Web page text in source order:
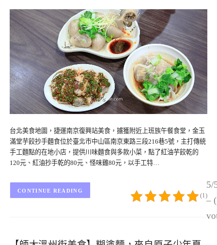
台北美食地圖，捷運南京復興站美食，擄獲附近上班族午餐食堂，金玉
滿堂芋餃抄手麵食位於臺北市中山區南京東路三段216巷5號，主打傳統
手工麵點的在地小店，提供川味麵食與多款小菜，點了紅油芋餃乾的
120元、紅油抄手乾的80元、怪味雞80元，以手工特…
5/
–
(1)
CONTINUE READING